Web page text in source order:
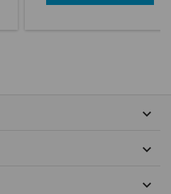


